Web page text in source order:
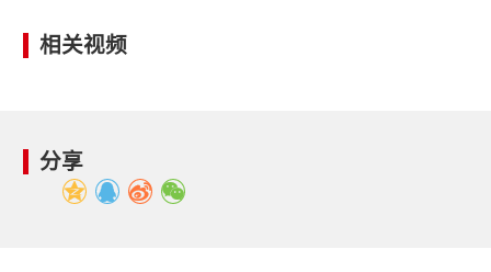
相关视频
分享